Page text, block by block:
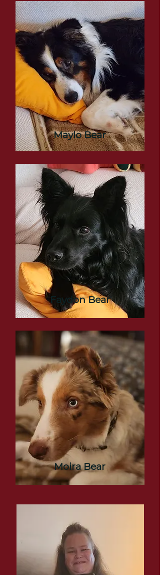
Maylo Bear
Faydon Bear
Moira Bear